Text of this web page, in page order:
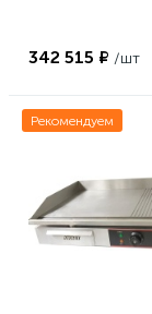
342 515 ₽ /шт
Рекомендуем